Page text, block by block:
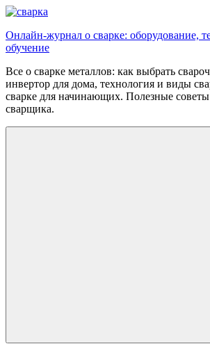
Перейти
содержимому
Онлайн-журнал о сварке: оборудование,
обучение
Все о сварке металлов: как выбрать
инвертор для дома, технология и виды
сварке для начинающих. Полезные
сварщика.